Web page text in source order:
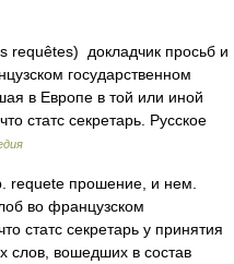
докладчик просьб и
государственном
в Европе в той или иной
статс секретарь. Русское
прошение, и нем.
во французском
статс секретарь у принятия
слов, вошедших в состав